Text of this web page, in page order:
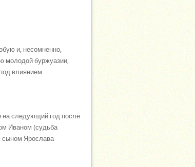
и, несомненно,
молодой буржуазии,
влиянием
на следующий год после
Иваном (судьба
сыном Ярослава